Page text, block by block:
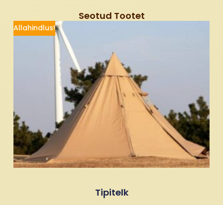
Seotud Tootet
Allahindlus!
Tipitelk